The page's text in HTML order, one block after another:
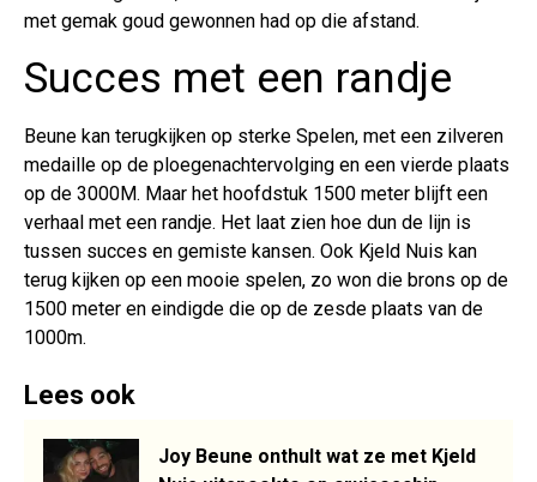
met gemak goud gewonnen had op die afstand.
Succes met een randje
Beune kan terugkijken op sterke Spelen, met een zilveren
medaille op de ploegenachtervolging en een vierde plaats
op de 3000M. Maar het hoofdstuk 1500 meter blijft een
verhaal met een randje. Het laat zien hoe dun de lijn is
tussen succes en gemiste kansen. Ook Kjeld Nuis kan
terug kijken op een mooie spelen, zo won die brons op de
1500 meter en eindigde die op de zesde plaats van de
1000m.
Lees ook
Joy Beune onthult wat ze met Kjeld